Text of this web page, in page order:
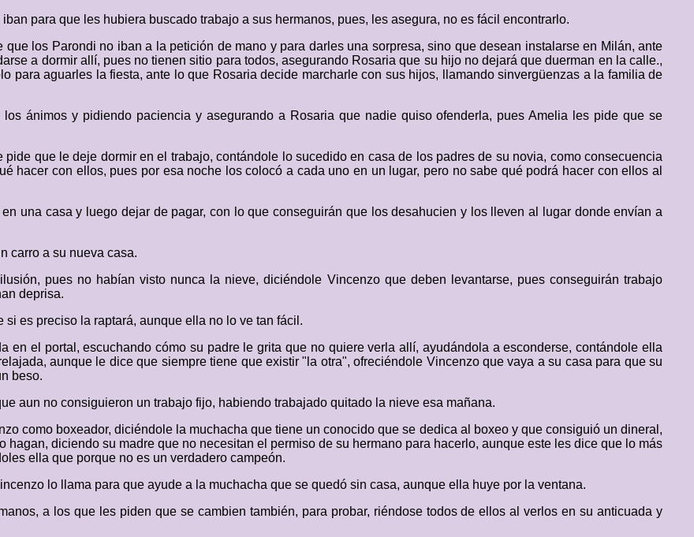
para que les hubiera buscado trabajo a sus hermanos, pues, les asegura, no es fácil encontrarlo.
los Parondi no iban a la petición de mano y para darles una sorpresa, sino que desean instalarse en Milán, ante
a dormir allí, pues no tienen sitio para todos, asegurando Rosaria que su hijo no dejará que duerman en la calle.,
para aguarles la fiesta, ante lo que Rosaria decide marcharle con sus hijos, llamando sinvergüenzas a la familia de
ánimos y pidiendo paciencia y asegurando a Rosaria que nadie quiso ofenderla, pues Amelia les pide que se
que le deje dormir en el trabajo, contándole lo sucedido en casa de los padres de su novia, como consecuencia
hacer con ellos, pues por esa noche los colocó a cada uno en un lugar, pero no sabe qué podrá hacer con ellos al
una casa y luego dejar de pagar, con lo que conseguirán que los desahucien y los lleven al lugar donde envían a
carro a su nueva casa.
pues no habían visto nunca la nieve, diciéndole Vincenzo que deben levantarse, pues conseguirán trabajo
deprisa.
es preciso la raptará, aunque ella no lo ve tan fácil.
en el portal, escuchando cómo su padre le grita que no quiere verla allí, ayudándola a esconderse, contándole ella
aunque le dice que siempre tiene que existir "la otra", ofreciéndole Vincenzo que vaya a su casa para que su
beso.
aun no consiguieron un trabajo fijo, habiendo trabajado quitado la nieve esa mañana.
como boxeador, diciéndole la muchacha que tiene un conocido que se dedica al boxeo y que consiguió un dineral,
diciendo su madre que no necesitan el permiso de su hermano para hacerlo, aunque este les dice que lo más
ella que porque no es un verdadero campeón.
lo llama para que ayude a la muchacha que se quedó sin casa, aunque ella huye por la ventana.
a los que les piden que se cambien también, para probar, riéndose todos de ellos al verlos en su anticuada y